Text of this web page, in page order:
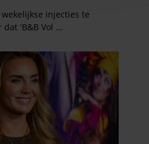
te analyseren. Ook delen we
van onze site met onze
adverteren en analyse. Deze
combineren met andere
verstrekt of die ze hebben
gebruik van hun services. U
als u onze website blijft